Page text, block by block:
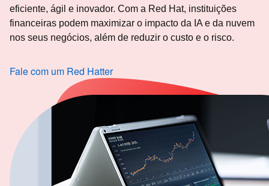
eficiente, ágil e inovador. Com a Red Hat, instituições
financeiras podem maximizar o impacto da IA e da nuvem
nos seus negócios, além de reduzir o custo e o risco.
Fale com um Red Hatter